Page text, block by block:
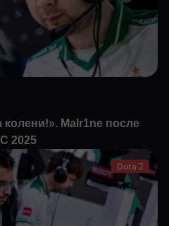
колени!». Malr1ne после
2025
Dota 2